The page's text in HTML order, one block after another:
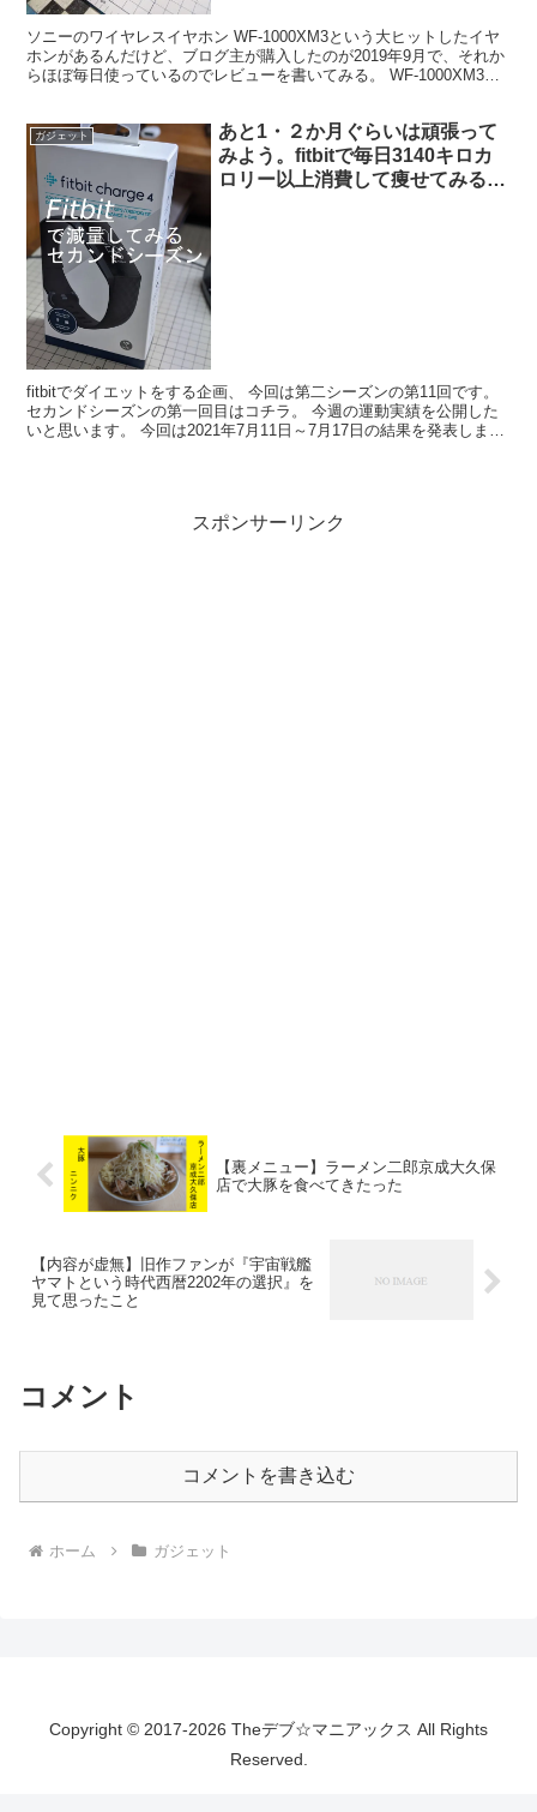
ソニーのワイヤレスイヤホン WF-1000XM3という大ヒットしたイヤ
ホンがあるんだけど、ブログ主が購入したのが2019年9月で、それか
らほぼ毎日使っているのでレビューを書いてみる。 WF-1000XM3概
ガジェット
あと1・２か月ぐらいは頑張って
みよう。fitbitで毎日3140キロカ
ロリー以上消費して痩せてみる第
fitbitでダイエットをする企画、 今回は第二シーズンの第11回です。
セカンドシーズンの第一回目はコチラ。 今週の運動実績を公開した
いと思います。 今回は2021年7月11日～7月17日の結果を発表しま
スポンサーリンク
【裏メニュー】ラーメン二郎京成大久保
店で大豚を食べてきたった
【内容が虚無】旧作ファンが『宇宙戦艦
ヤマトという時代西暦2202年の選択』を
見て思ったこと
コメント
コメントを書き込む
ホーム ガジェット
Copyright © 2017-2026 Theデブ☆マニアックス All Rights
Reserved.